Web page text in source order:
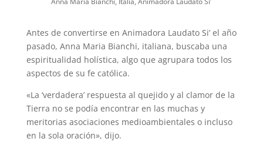
Antes de convertirse en Animadora Laudato Si’ el año
pasado, Anna Maria Bianchi, italiana, buscaba una
espiritualidad holística, algo que agrupara todos los
aspectos de su fe católica.
«La ‘verdadera’ respuesta al quejido y al clamor de la
Tierra no se podía encontrar en las muchas y
meritorias asociaciones medioambientales o incluso
en la sola oración», dijo.